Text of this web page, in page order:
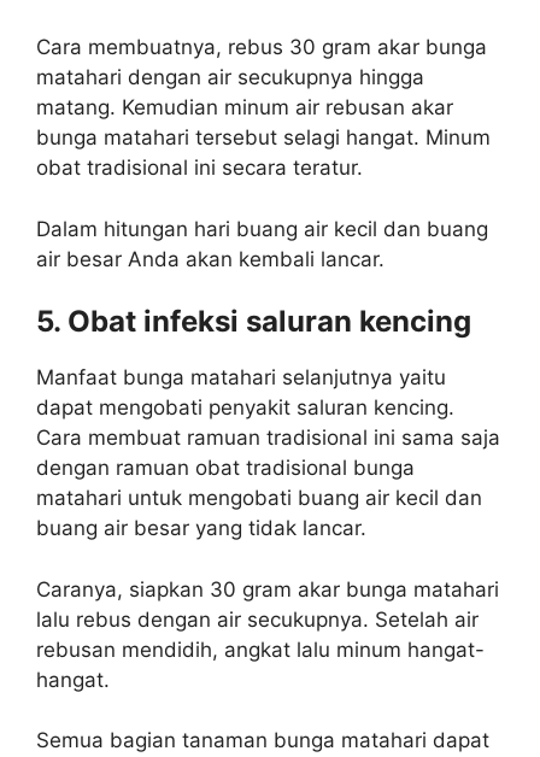
Cara membuatnya, rebus 30 gram akar bunga
matahari dengan air secukupnya hingga
matang. Kemudian minum air rebusan akar
bunga matahari tersebut selagi hangat. Minum
obat tradisional ini secara teratur.
Dalam hitungan hari buang air kecil dan buang
air besar Anda akan kembali lancar.
5. Obat infeksi saluran kencing
Manfaat bunga matahari selanjutnya yaitu
dapat mengobati penyakit saluran kencing.
Cara membuat ramuan tradisional ini sama saja
dengan ramuan obat tradisional bunga
matahari untuk mengobati buang air kecil dan
buang air besar yang tidak lancar.
Caranya, siapkan 30 gram akar bunga matahari
lalu rebus dengan air secukupnya. Setelah air
rebusan mendidih, angkat lalu minum hangat-
hangat.
Semua bagian tanaman bunga matahari dapat